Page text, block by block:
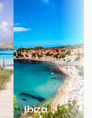
Ibiza